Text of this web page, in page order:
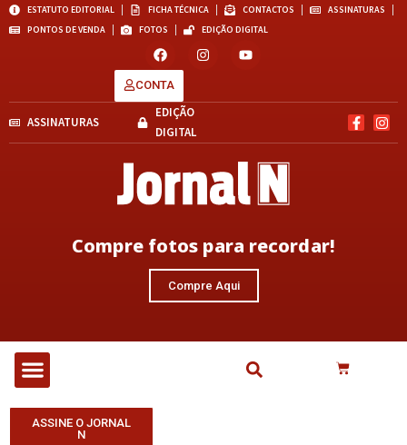
ESTATUTO EDITORIAL FICHA TÉCNICA CONTACTOS
ASSINATURAS
PONTOS DE VENDA
FOTOS EDIÇÃO DIGITAL
CONTA
ASSINATURAS
EDIÇÃO
DIGITAL
Compre fotos para recordar!
Compre Aqui
ASSINE O JORNAL
N